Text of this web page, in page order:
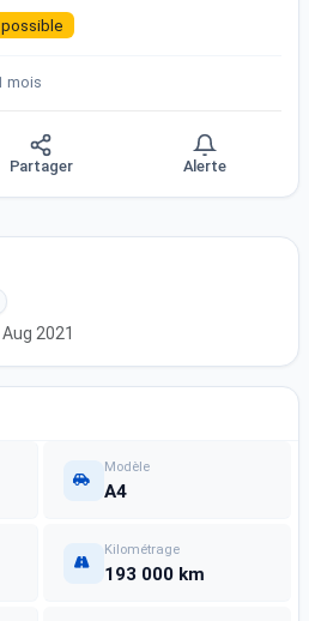
mois
Partager Alerte
2021
Modèle
A4
Kilométrage
193 000 km